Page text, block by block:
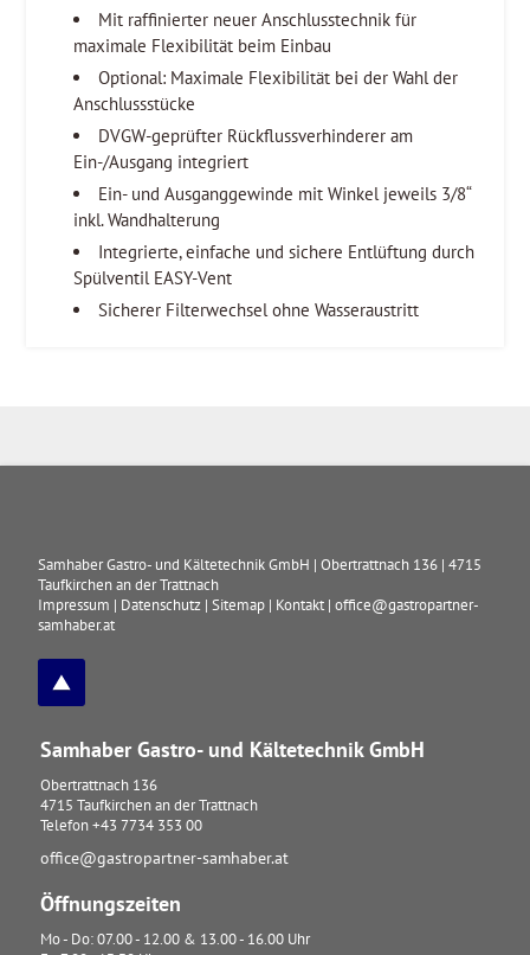
Mit raffinierter neuer Anschlusstechnik für
maximale Flexibilität beim Einbau
Optional: Maximale Flexibilität bei der Wahl der
Anschlussstücke
DVGW-geprüfter Rückflussverhinderer am
Ein-/Ausgang integriert
Ein- und Ausganggewinde mit Winkel jeweils 3/8“
inkl. Wandhalterung
Integrierte, einfache und sichere Entlüftung durch
Spülventil EASY-Vent
Sicherer Filterwechsel ohne Wasseraustritt
Samhaber Gastro- und Kältetechnik GmbH |Obertrattnach 136 |4715
Taufkirchen an der Trattnach
Impressum | Datenschutz |Sitemap | Kontakt |office@gastropartner-
samhaber.at
Samhaber Gastro- und Kältetechnik GmbH
Obertrattnach 136
4715 Taufkirchen an der Trattnach
Telefon +43 7734 353 00
office@gastropartner-samhaber.at
Öffnungszeiten
Mo - Do: 07.00 - 12.00 & 13.00 - 16.00 Uhr